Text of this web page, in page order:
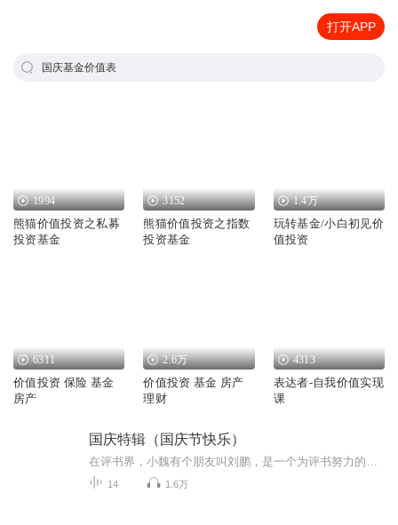
打开APP
国庆基金价值表
1994
熊猫价值投资之私募
投资基金
3152
熊猫价值投资之指数
投资基金
1.4万
玩转基金/小白初见价
值投资
6311
价值投资 保险 基金
房产
2.6万
价值投资 基金 房产
理财
4313
表达者-自我价值实现
课
国庆特辑（国庆节快乐）
14 1.6万